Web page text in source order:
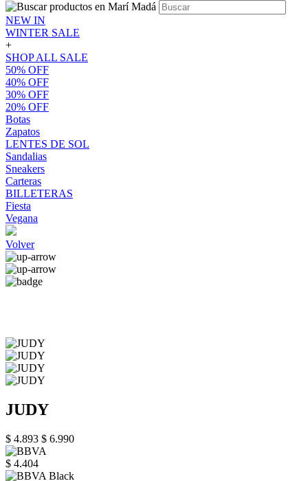
NEW IN
WINTER SALE
+
SHOP ALL SALE
50% OFF
40% OFF
30% OFF
20% OFF
Botas
Zapatos
LENTES DE SOL
Sandalias
Sneakers
Carteras
BILLETERAS
Fiesta
Vegana
Volver
JUDY
$ 4.893 $ 6.990
$ 4.404